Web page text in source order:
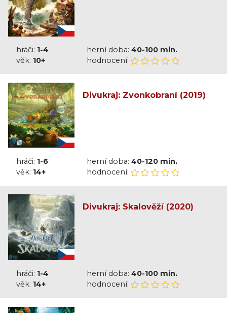
hráči: 1-4 herní doba: 40-100 min.
věk: 10+ hodnocení:
Divukraj: Zvonkobraní (2019)
hráči: 1-6 herní doba: 40-120 min.
věk: 14+ hodnocení:
Divukraj: Skalověží (2020)
hráči: 1-4 herní doba: 40-100 min.
věk: 14+ hodnocení: